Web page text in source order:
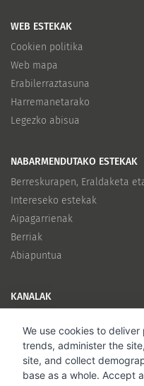
WEB ESTEKAK
Cookien politika
Web mapa
Erabilerraztasuna
Harremanetarako
Legezko abisua
NABARMENDUTAKO ESTEKAK
Berreskurapen, Eraldaketa
Intereseko estekak
Aipagarrienak
Berriak
Abiapuntua
KANALAK
We use cookies to
trends, administer the
site, and collect
base as a whole. Accept